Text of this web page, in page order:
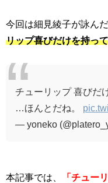
今回は細見綾子が詠ん
リップ喜びだけを持っ
チューリップ 喜びだ
…ほんとだね。
— yoneko
本記事では、
「チュー